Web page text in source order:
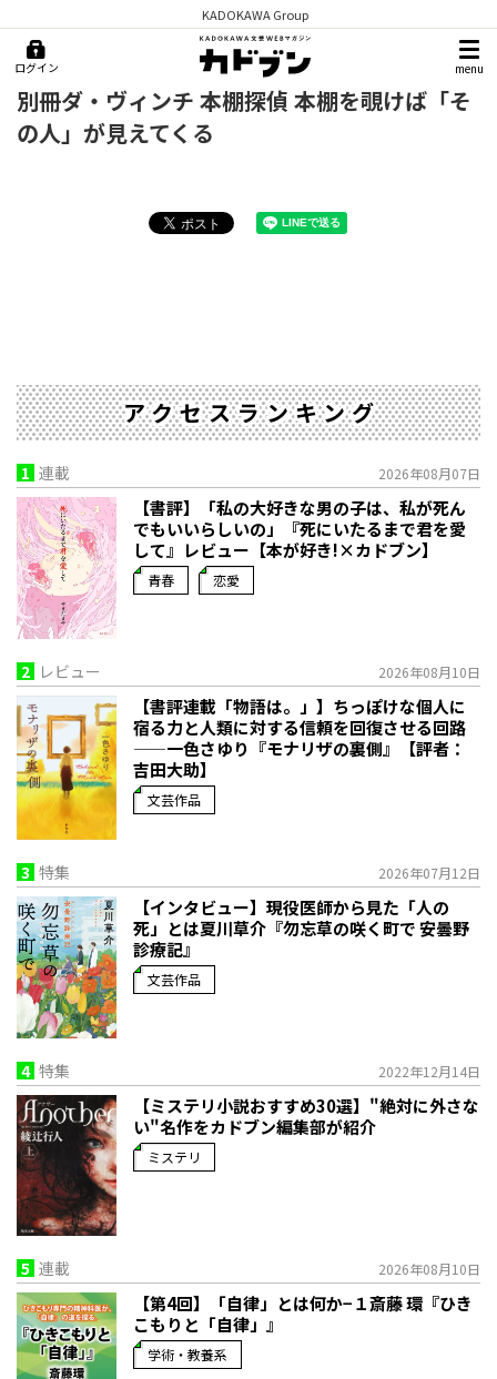
KADOKAWA Group
ログイン menu
別冊ダ・ヴィンチ 本棚探偵 本棚を覗けば「そ
の人」が見えてくる
アクセスランキング
1 連載 2026年08月07日
【書評】「私の大好きな男の子は、私が死ん
でもいいらしいの」――『死にいたるまで君を愛
して』レビュー【本が好き!×カドブン】
青春 恋愛
2 レビュー 2026年08月10日
【書評連載「物語は。」】ちっぽけな個人に
宿る力と人類に対する信頼を回復させる回路
——一色さゆり『モナリザの裏側』【評者：
吉田大助】
文芸作品
3 特集 2026年07月12日
【インタビュー】現役医師から見た「人の
死」とは――夏川草介『勿忘草の咲く町で 安曇野
診療記』
文芸作品
4 特集 2022年12月14日
【ミステリ小説おすすめ30選】"絶対に外さな
い"名作をカドブン編集部が紹介
ミステリ
5 連載 2026年08月10日
【第4回】「自律」とは何か−１――斎藤 環『ひき
こもりと「自律」』
学術・教養系